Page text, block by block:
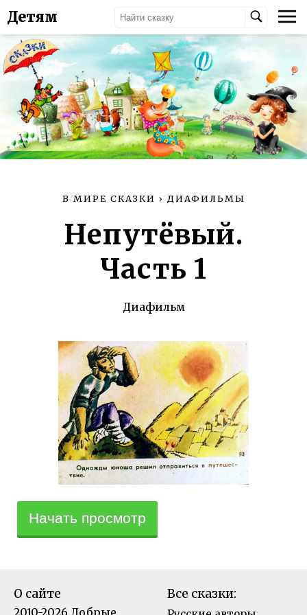
Детям
В МИРЕ СКАЗКИ › ДИАФИЛЬМЫ
Непутёвый.
Часть 1
Диафильм
Начать просмотр
О сайте
2010-2026 Добрые
Все сказки: